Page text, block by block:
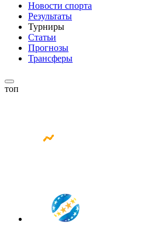
Новости спорта
Результаты
Турниры
Статьи
Прогнозы
Трансферы
топ